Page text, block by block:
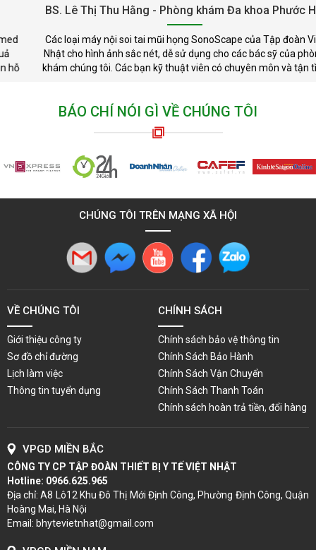
BS. Lê Thị Thu Hằng - Phòng khám Đa khoa Phước Hải
Các loại máy nội soi tai mũi họng SonoScape của Tập đoàn Việt
Nhật cho hình ảnh sắc nét, dễ sử dụng cho các bác sỹ của phòng
khám chúng tôi. Các bạn kỹ thuật viên có chuyên môn và tận tình
BÁO CHÍ NÓI GÌ VỀ CHÚNG TÔI
CHÚNG TÔI TRÊN MẠNG XÃ HỘI
VỀ CHÚNG TÔI
Giới thiệu công ty
Sơ đồ chỉ đường
Lịch làm việc
Thông tin tuyển dụng
CHÍNH SÁCH
Chính sách bảo vệ thông tin
Chính Sách Bảo Hành
Chính Sách Vận Chuyển
Chính Sách Thanh Toán
Chính sách hoàn trả tiền, đổi hàng
VPGD MIỀN BẮC
CÔNG TY CP TẬP ĐOÀN THIẾT BỊ Y TẾ VIỆT NHẬT
Hotline: 0966.625.965
Địa chỉ: A8 Lô12 Khu Đô Thị Mới Định Công, Phường Định Công, Quận
Hoàng Mai, Hà Nội
Email: bhytevietnhat@gmail.com